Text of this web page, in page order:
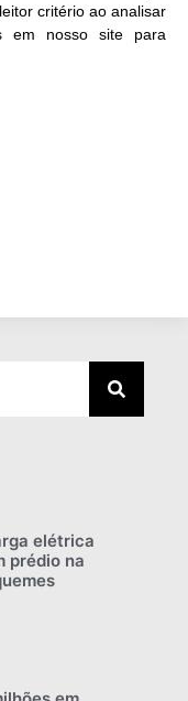
critério ao analisar
em nosso site para
elétrica
prédio na